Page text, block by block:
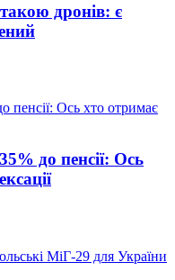
дронів: є
до пенсії: Ось